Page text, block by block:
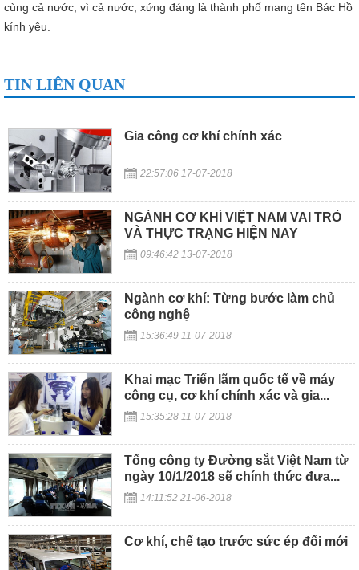
cùng cả nước, vì cả nước, xứng đáng là thành phố mang tên Bác Hồ
kính yêu.
TIN LIÊN QUAN
Gia công cơ khí chính xác
22:57:06 17-07-2018
NGÀNH CƠ KHÍ VIỆT NAM VAI TRÒ
VÀ THỰC TRẠNG HIỆN NAY
09:46:42 13-07-2018
Ngành cơ khí: Từng bước làm chủ
công nghệ
15:36:49 11-07-2018
Khai mạc Triển lãm quốc tế về máy
công cụ, cơ khí chính xác và gia...
15:35:28 11-07-2018
Tổng công ty Đường sắt Việt Nam từ
ngày 10/1/2018 sẽ chính thức đưa...
14:11:52 21-06-2018
Cơ khí, chế tạo trước sức ép đổi mới